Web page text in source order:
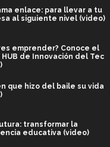
enlace: para llevar a tu
al siguiente nivel (video)
emprender? Conoce el
HUB de Innovación del Tec
que hizo del baile su vida
transformar la
educativa (video)